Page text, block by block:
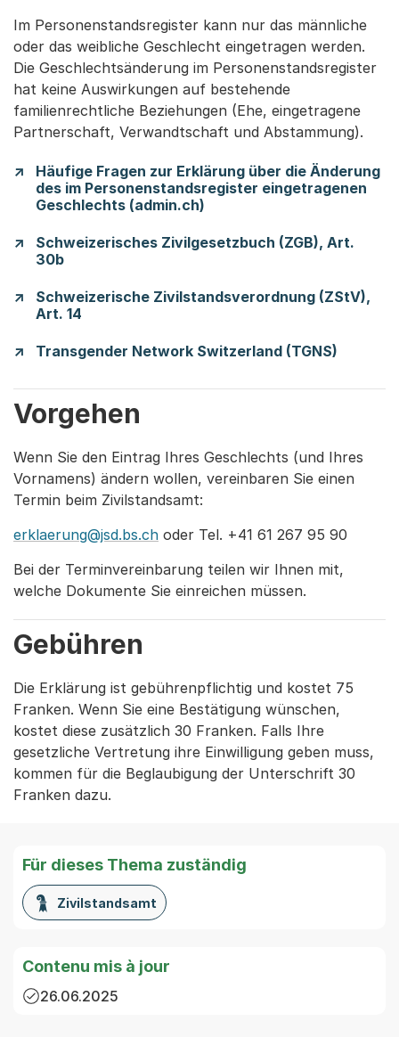
Im Personenstandsregister kann nur das männliche
oder das weibliche Geschlecht eingetragen werden.
Die Geschlechtsänderung im Personenstandsregister
hat keine Auswirkungen auf bestehende
familienrechtliche Beziehungen (Ehe, eingetragene
Partnerschaft, Verwandtschaft und Abstammung).
Häufige Fragen zur Erklärung über die Änderung
des im Personenstandsregister eingetragenen
Geschlechts (admin.ch)
Schweizerisches Zivilgesetzbuch (ZGB), Art.
30b
Schweizerische Zivilstandsverordnung (ZStV),
Art. 14
Transgender Network Switzerland (TGNS)
Vorgehen
Wenn Sie den Eintrag Ihres Geschlechts (und Ihres
Vornamens) ändern wollen, vereinbaren Sie einen
Termin beim Zivilstandsamt:
erklaerung@jsd.bs.ch oder Tel. +41 61 267 95 90
Bei der Terminvereinbarung teilen wir Ihnen mit,
welche Dokumente Sie einreichen müssen.
Gebühren
Die Erklärung ist gebührenpflichtig und kostet 75
Franken. Wenn Sie eine Bestätigung wünschen,
kostet diese zusätzlich 30 Franken. Falls Ihre
gesetzliche Vertretung ihre Einwilligung geben muss,
kommen für die Beglaubigung der Unterschrift 30
Franken dazu.
Für dieses Thema zuständig
Zivilstandsamt
Contenu mis à jour
26.06.2025